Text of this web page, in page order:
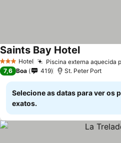
3 EstrelasHotel Piscina externa aquecida
Saints Bay Hotel
7,6 Boa 419 St. Peter Port
Selecione as datas para ver os
exatos.